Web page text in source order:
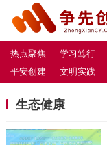
热点聚焦 学习笃行
平安创建
文明实践
生态健康